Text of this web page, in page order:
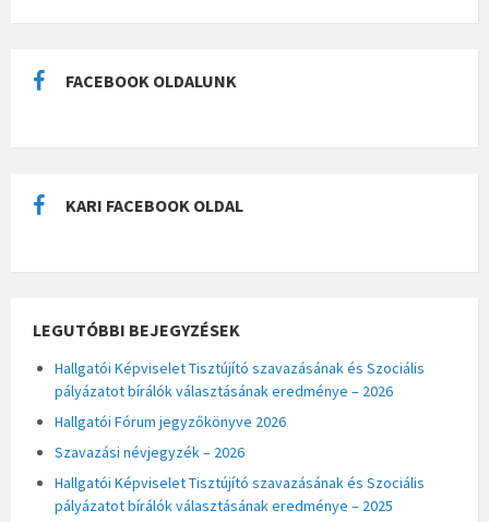
FACEBOOK OLDALUNK
KARI FACEBOOK OLDAL
LEGUTÓBBI BEJEGYZÉSEK
Hallgatói Képviselet Tisztújító szavazásának és Szociális
pályázatot bírálók választásának eredménye – 2026
Hallgatói Fórum jegyzőkönyve 2026
Szavazási névjegyzék – 2026
Hallgatói Képviselet Tisztújító szavazásának és Szociális
pályázatot bírálók választásának eredménye – 2025